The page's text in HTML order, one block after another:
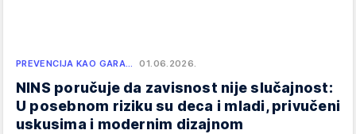
PREVENCIJA KAO GARA… 01.06.2026.
NINS poručuje da zavisnost nije slučajnost:
U posebnom riziku su deca i mladi, privučeni
uskusima i modernim dizajnom